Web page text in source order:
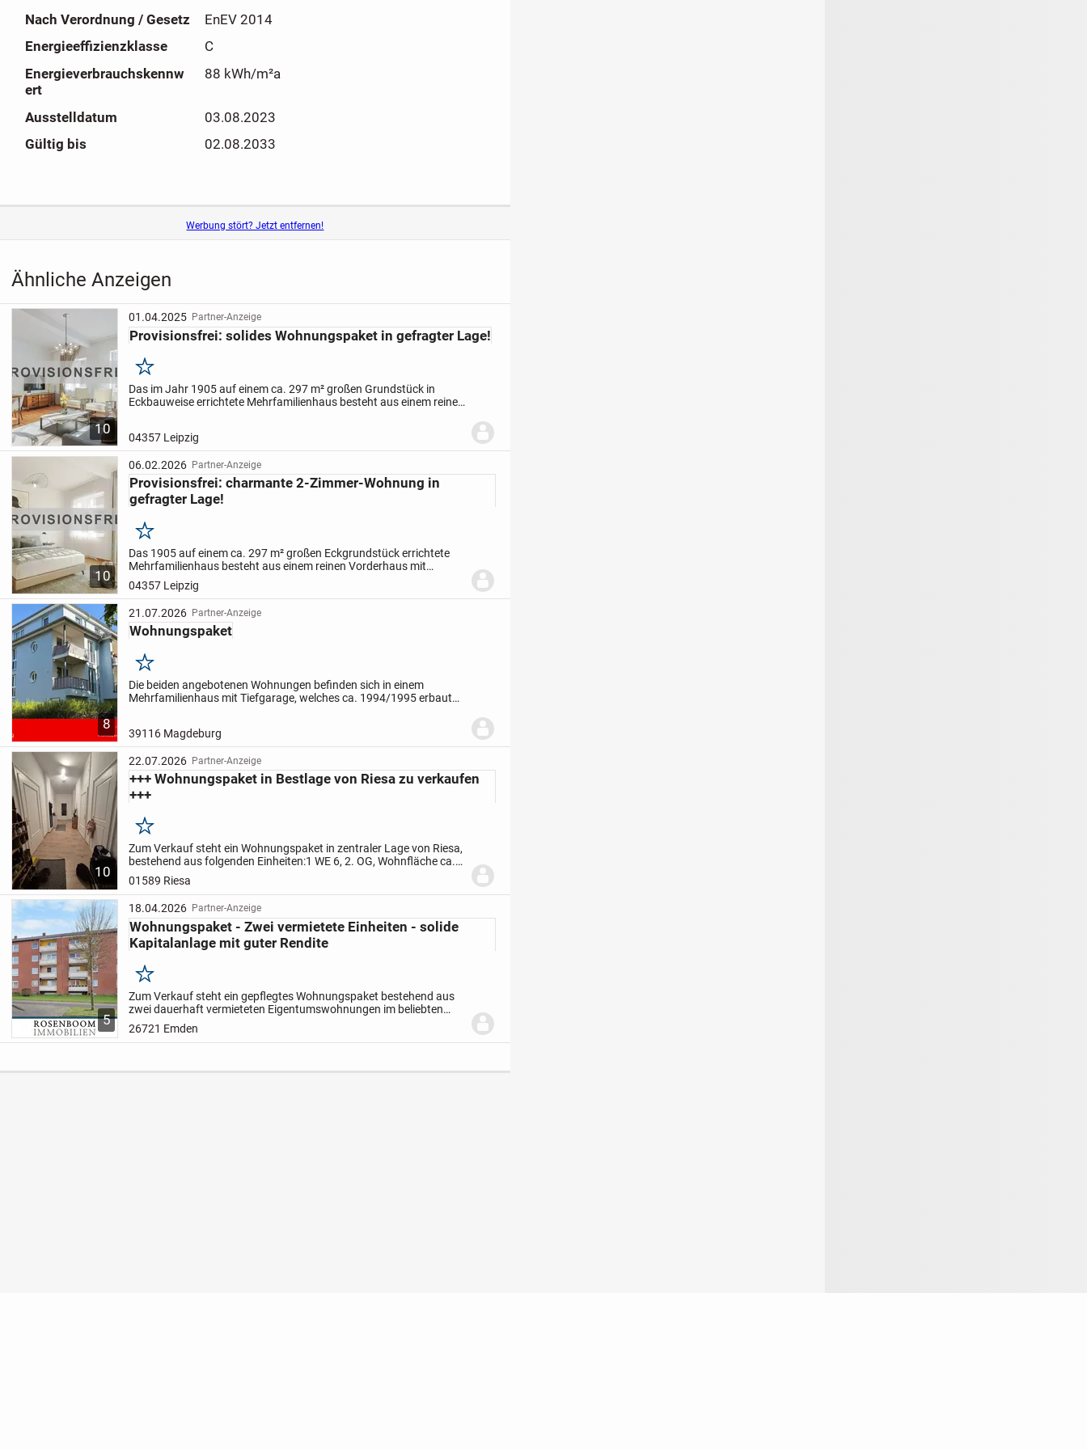
Nach Verordnung / Gesetz
EnEV 2014
Energieeffizienzklasse
C
Energieverbrauchskennw
ert
88 kWh/m²a
Ausstelldatum
03.08.2023
Gültig bis
02.08.2033
Werbung stört? Jetzt entfernen!
Ähnliche Anzeigen
10
01.04.2025 Partner-Anzeige
Provisionsfrei: solides Wohnungspaket in gefragter Lage!
Merken
Das im Jahr 1905 auf einem ca. 297 m² großen Grundstück in
Eckbauweise errichtete Mehrfamilienhaus besteht aus einem reinen
04357 Leipzig
10
06.02.2026 Partner-Anzeige
Provisionsfrei: charmante 2-Zimmer-Wohnung in
gefragter Lage!
Merken
Das 1905 auf einem ca. 297 m² großen Eckgrundstück errichtete
Mehrfamilienhaus besteht aus einem reinen Vorderhaus mit
insgesamt 11 Wohneinheiten. 1999 wurde das Gebäude unter
Auflagen des Denkmalschu...
04357 Leipzig
8
21.07.2026 Partner-Anzeige
Wohnungspaket
Merken
Die beiden angebotenen Wohnungen befinden sich in einem
Mehrfamilienhaus mit Tiefgarage, welches ca. 1994/1995 erbaut
39116 Magdeburg
10
22.07.2026 Partner-Anzeige
+++ Wohnungspaket in Bestlage von Riesa zu verkaufen
+++
Merken
Zum Verkauf steht ein Wohnungspaket in zentraler Lage von Riesa,
bestehend aus folgenden Einheiten:1 WE 6, 2. OG, Wohnfläche ca.
105m², mtl. Kaltmiete: 570,00 €
105m²,...
01589 Riesa
5
18.04.2026 Partner-Anzeige
Wohnungspaket - Zwei vermietete Einheiten - solide
Kapitalanlage mit guter Rendite
Merken
Zum Verkauf steht ein gepflegtes Wohnungspaket bestehend aus
zwei dauerhaft vermieteten Eigentumswohnungen im beliebten
Emder Stadtteil Barenburg. Die Einheiten befinden sich in einem
ruhigen und...
26721 Emden